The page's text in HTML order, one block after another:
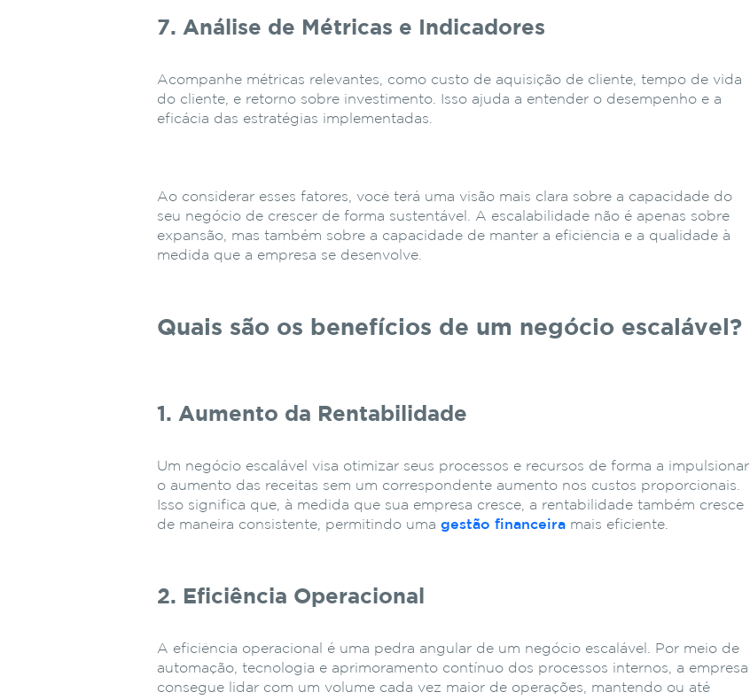
7. Análise de Métricas e Indicadores
Acompanhe métricas relevantes, como custo de aquisição de cliente, tempo de vida
do cliente, e retorno sobre investimento. Isso ajuda a entender o desempenho e a
eficácia das estratégias implementadas.
Ao considerar esses fatores, você terá uma visão mais clara sobre a capacidade do
seu negócio de crescer de forma sustentável. A escalabilidade não é apenas sobre
expansão, mas também sobre a capacidade de manter a eficiência e a qualidade à
medida que a empresa se desenvolve.
Quais são os benefícios de um negócio escalável?
1. Aumento da Rentabilidade
Um negócio escalável visa otimizar seus processos e recursos de forma a impulsionar
o aumento das receitas sem um correspondente aumento nos custos proporcionais.
Isso significa que, à medida que sua empresa cresce, a rentabilidade também cresce
de maneira consistente, permitindo umagestão financeira mais eficiente.
2. Eficiência Operacional
A eficiência operacional é uma pedra angular de um negócio escalável. Por meio de
automação, tecnologia e aprimoramento contínuo dos processos internos, a empresa
consegue lidar com um volume cada vez maior de operações, mantendo ou até